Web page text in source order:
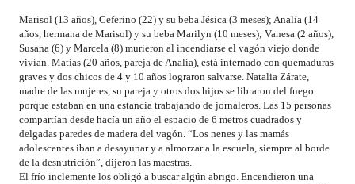
Marisol (13 años), Ceferino (22) y su beba Jésica (3 meses); Analía (14
años, hermana de Marisol) y su beba Marilyn (10 meses); Vanesa (2 años),
Susana (6) y Marcela (8) murieron al incendiarse el vagón viejo donde
vivían. Matías (20 años, pareja de Analía), está internado con quemaduras
graves y dos chicos de 4 y 10 años lograron salvarse. Natalia Zárate,
madre de las mujeres, su pareja y otros dos hijos se libraron del fuego
porque estaban en una estancia trabajando de jornaleros. Las 15 personas
compartían desde hacía un año el espacio de 6 metros cuadrados y
delgadas paredes de madera del vagón. “Los nenes y las mamás
adolescentes iban a desayunar y a almorzar a la escuela, siempre al borde
de la desnutrición”, dijeron las maestras.
El frío inclemente los obligó a buscar algún abrigo. Encendieron una